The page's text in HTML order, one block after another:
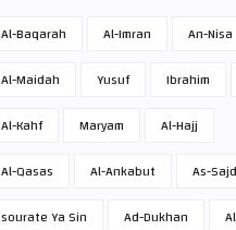
Al-Baqarah Al-Imran
An-Nisa
Al-Maidah
Yusuf Ibrahim
Al-Kahf
Maryam
Al-Hajj
Al-Qasas
Al-Ankabut
As-
sourate Ya Sin
Ad-Dukhan